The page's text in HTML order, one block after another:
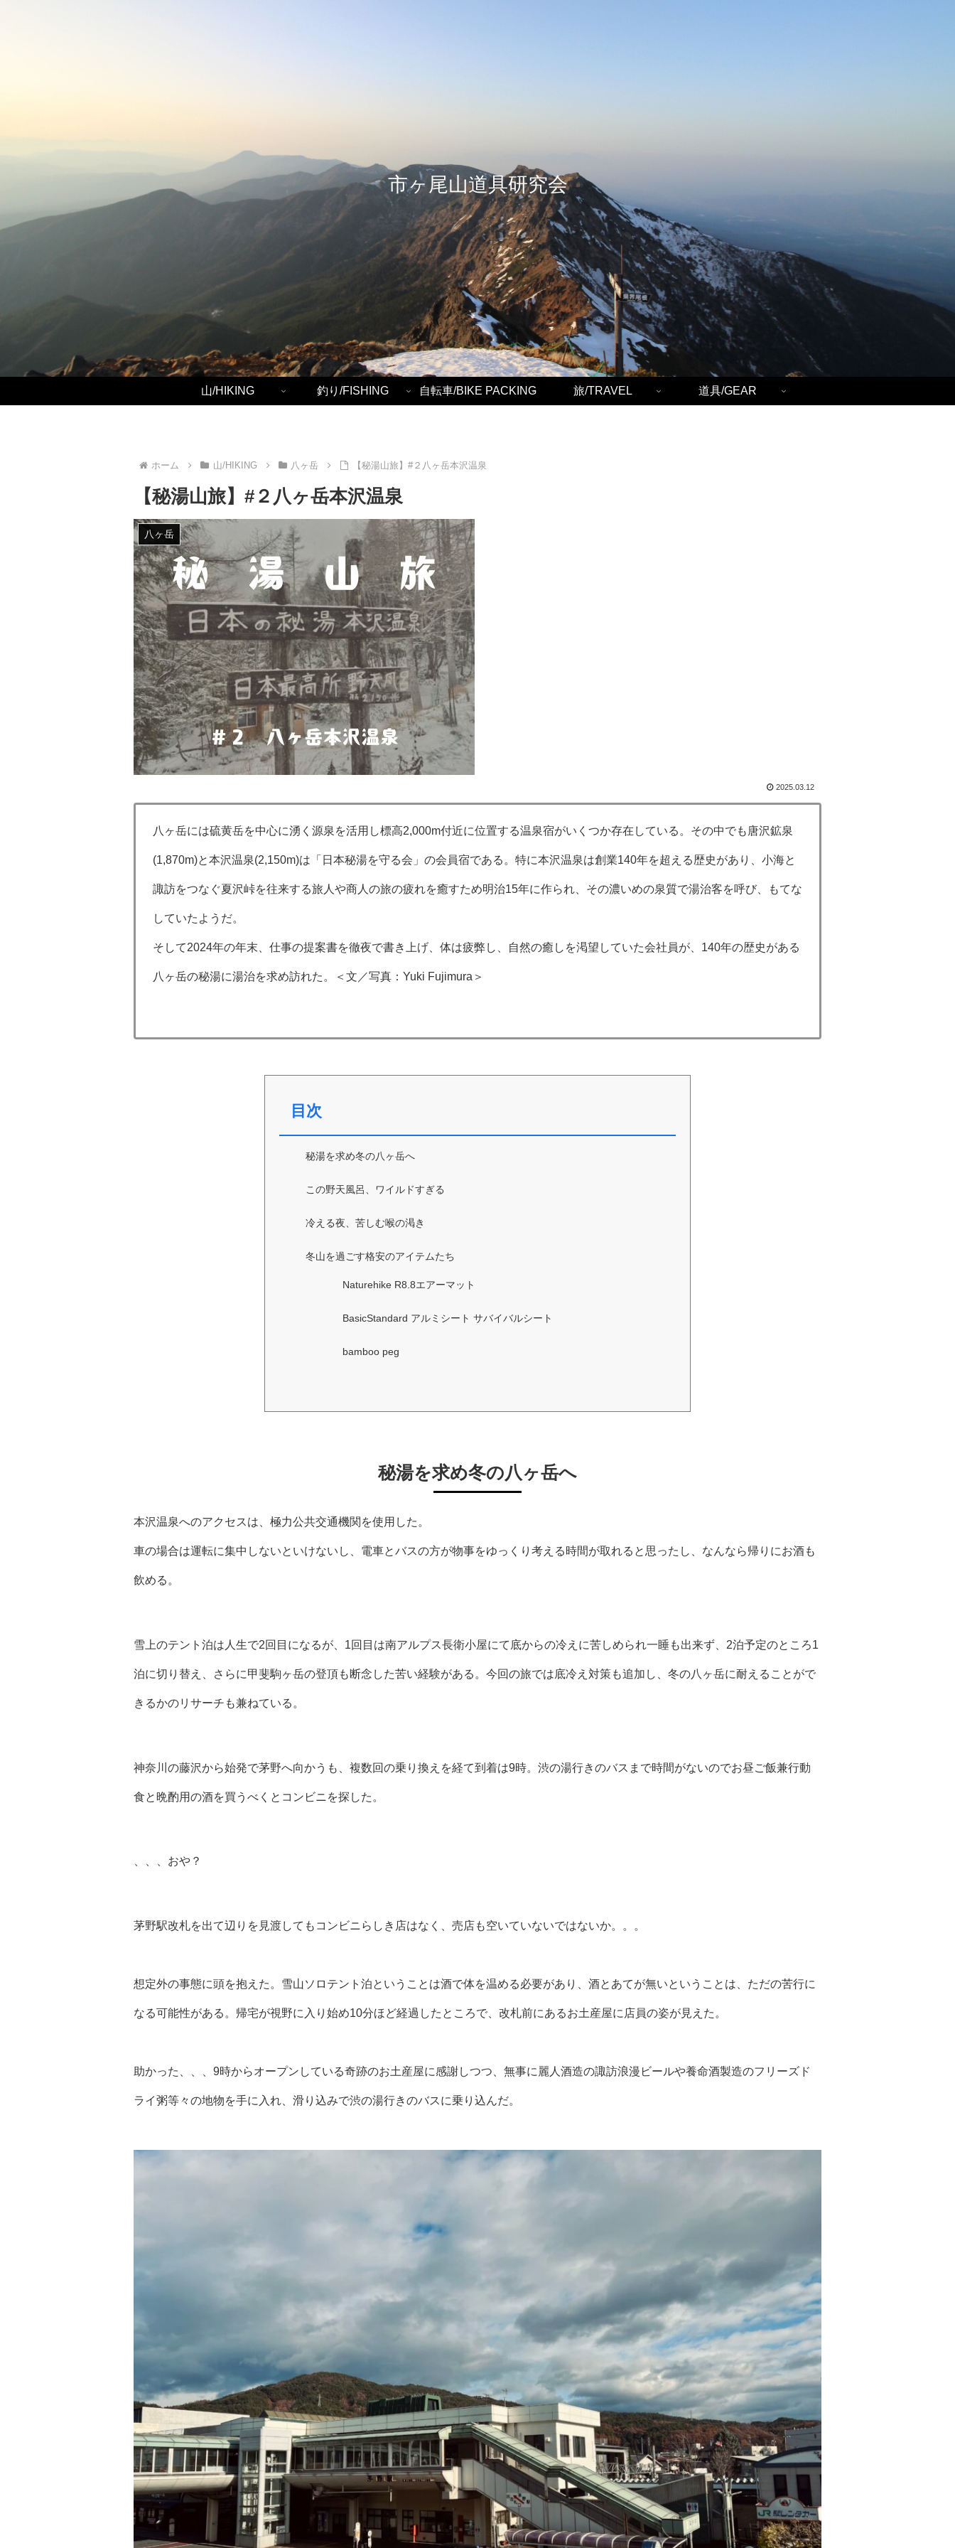
市ヶ尾山道具研究会
山/HIKING 釣り/FISHING 自転車/BIKE PACKING 旅/TRAVEL 道具/GEAR
ホーム 山/HIKING 八ヶ岳 【秘湯山旅】#２八ヶ岳本沢温泉
【秘湯山旅】#２八ヶ岳本沢温泉
八ヶ岳
2025.03.12
八ヶ岳には硫黄岳を中心に湧く源泉を活用し標高2,000m付近に位置する温泉宿がいくつか存在している。その中でも唐沢鉱泉
(1,870m)と本沢温泉(2,150m)は「日本秘湯を守る会」の会員宿である。特に本沢温泉は創業140年を超える歴史があり、小海と
諏訪をつなぐ夏沢峠を往来する旅人や商人の旅の疲れを癒すため明治15年に作られ、その濃いめの泉質で湯治客を呼び、もてな
していたようだ。
そして2024年の年末、仕事の提案書を徹夜で書き上げ、体は疲弊し、自然の癒しを渇望していた会社員が、140年の歴史がある
八ヶ岳の秘湯に湯治を求め訪れた。＜文／写真：Yuki Fujimura＞
目次
秘湯を求め冬の八ヶ岳へ
この野天風呂、ワイルドすぎる
冷える夜、苦しむ喉の渇き
冬山を過ごす格安のアイテムたち
Naturehike R8.8エアーマット
BasicStandard アルミシート サバイバルシート
bamboo peg
秘湯を求め冬の八ヶ岳へ
本沢温泉へのアクセスは、極力公共交通機関を使用した。
車の場合は運転に集中しないといけないし、電車とバスの方が物事をゆっくり考える時間が取れると思ったし、なんなら帰りにお酒も
飲める。
雪上のテント泊は人生で2回目になるが、1回目は南アルプス長衛小屋にて底からの冷えに苦しめられ一睡も出来ず、2泊予定のところ1
泊に切り替え、さらに甲斐駒ヶ岳の登頂も断念した苦い経験がある。今回の旅では底冷え対策も追加し、冬の八ヶ岳に耐えることがで
きるかのリサーチも兼ねている。
神奈川の藤沢から始発で茅野へ向かうも、複数回の乗り換えを経て到着は9時。渋の湯行きのバスまで時間がないのでお昼ご飯兼行動
食と晩酌用の酒を買うべくとコンビニを探した。
、、、おや？
茅野駅改札を出て辺りを見渡してもコンビニらしき店はなく、売店も空いていないではないか。。。
想定外の事態に頭を抱えた。雪山ソロテント泊ということは酒で体を温める必要があり、酒とあてが無いということは、ただの苦行に
なる可能性がある。帰宅が視野に入り始め10分ほど経過したところで、改札前にあるお土産屋に店員の姿が見えた。
助かった、、、9時からオープンしている奇跡のお土産屋に感謝しつつ、無事に麗人酒造の諏訪浪漫ビールや養命酒製造のフリーズド
ライ粥等々の地物を手に入れ、滑り込みで渋の湯行きのバスに乗り込んだ。